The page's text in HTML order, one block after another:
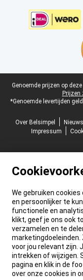
Juridische voettekst
Genoemde prijzen op
Prijzen
*Genoemde levertijden
Over Belsimpel
Nieuws
Impressum
We gebruiken
en persoonlijker te
functionele en
klikt, geef je ons ook
verzamelen en te
marketingdoeleinden.
voor jou relevant zijn.
intrekken of wijzigen.
pagina en klik in de
over onze cookies in